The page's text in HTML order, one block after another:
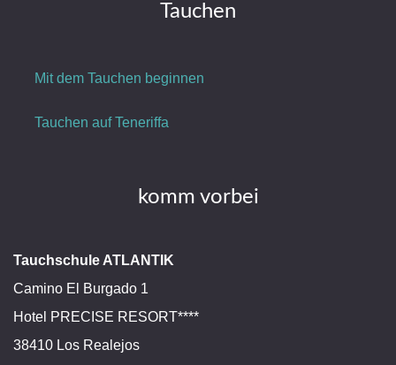
Tauchen
Mit dem Tauchen beginnen
Tauchen auf Teneriffa
komm vorbei
Tauchschule ATLANTIK
Camino El Burgado 1
Hotel PRECISE RESORT****
38410 Los Realejos